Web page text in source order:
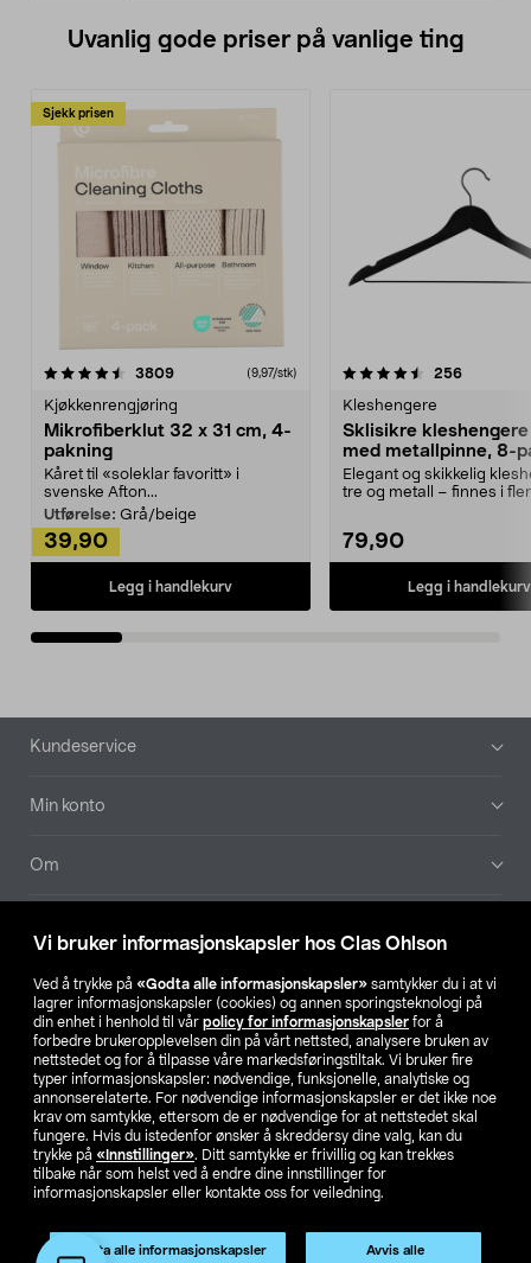
Vi bruker informasjonskapsler hos Clas Ohlson
Ved å trykke på «Godta alle informasjonskapsler» samtykker du i at vi
lagrer informasjonskapsler (cookies) og annen sporingsteknologi på
din enhet i henhold til vår policy for informasjonskapsler for å
forbedre brukeropplevelsen din på vårt nettsted, analysere bruken av
nettstedet og for å tilpasse våre markedsføringstiltak. Vi bruker fire
typer informasjonskapsler: nødvendige, funksjonelle, analytiske og
annonserelaterte. For nødvendige informasjonskapsler er det ikke noe
krav om samtykke, ettersom de er nødvendige for at nettstedet skal
fungere. Hvis du istedenfor ønsker å skreddersy dine valg, kan du
trykke på «Innstillinger». Ditt samtykke er frivillig og kan trekkes
tilbake når som helst ved å endre dine innstillinger for
informasjonskapsler eller kontakte oss for veiledning.
Godta alle informasjonskapsler Avvis alle
Uvanlig gode priser på vanlige ting
Sjekk prisen
3809anmeldelser(9,97/stk)
Kjøkkenrengjøring
Mikrofiberklut 32 x 31 cm, 4-
pakning
Kåret til «soleklar favoritt» i
svenske Afton...
Utførelse: Grå/beige
39,90
Legg i handlekurv
4.5av 5 stjerner 256
Kleshengere
Sklisikre
med metallpinne, 8-
Elegant og skikkelig
tre og metall – finnes i
79,90
Legg i handlekurv
4.5av 5 stjerner
Bunntekst
Kundeservice
Min konto
Om
Våre selskaper
Finn din butikk
SE NO FI
Privacy statement Medlemsvilkår Kjøpsvilkår For bedrifter